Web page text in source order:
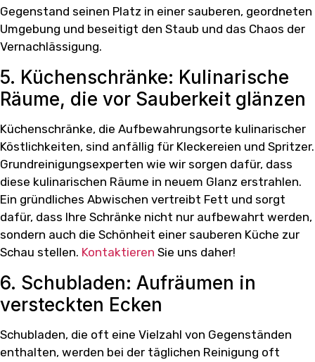
Gegenstand seinen Platz in einer sauberen, geordneten
Umgebung und beseitigt den Staub und das Chaos der
Vernachlässigung.
5. Küchenschränke: Kulinarische
Räume, die vor Sauberkeit glänzen
Küchenschränke, die Aufbewahrungsorte kulinarischer
Köstlichkeiten, sind anfällig für Kleckereien und Spritzer.
Grundreinigungsexperten wie wir sorgen dafür, dass
diese kulinarischen Räume in neuem Glanz erstrahlen.
Ein gründliches Abwischen vertreibt Fett und sorgt
dafür, dass Ihre Schränke nicht nur aufbewahrt werden,
sondern auch die Schönheit einer sauberen Küche zur
Schau stellen. Kontaktieren Sie uns daher!
6. Schubladen: Aufräumen in
versteckten Ecken
Schubladen, die oft eine Vielzahl von Gegenständen
enthalten, werden bei der täglichen Reinigung oft